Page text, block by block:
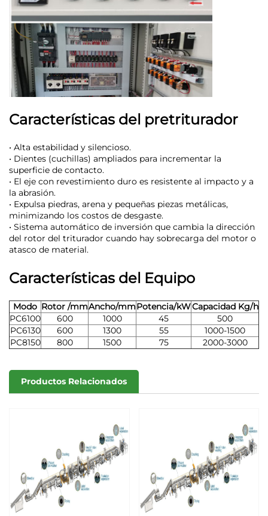
Características del pretriturador
• Alta estabilidad y silencioso.
• Dientes (cuchillas) ampliados para incrementar la
superficie de contacto.
• El eje con revestimiento duro es resistente al impacto y a
la abrasión.
• Expulsa piedras, arena y pequeñas piezas metálicas,
minimizando los costos de desgaste.
• Sistema automático de inversión que cambia la dirección
del rotor del triturador cuando hay sobrecarga del motor o
atasco de material.
Características del Equipo
Modo Rotor /mmAncho/mmPotencia/kWCapacidad Kg/h
PC6100
600 1000 45
500
PC6130
600 1300 55
1000-1500
PC8150
800 1500 75 2000-3000
Productos Relacionados